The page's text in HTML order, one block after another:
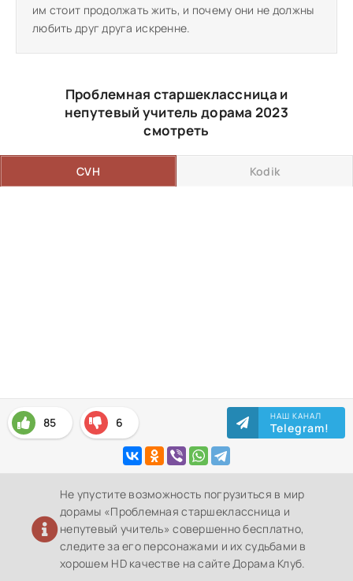
им стоит продолжать жить, и почему они не должны
любить друг друга искренне.
Проблемная старшеклассница и
непутевый учитель дорама 2023
смотреть
CVH Kodik
85 6 НАШ КАНАЛ
Telegram!
Не упустите возможность погрузиться в мир
дорамы «Проблемная старшеклассница и
непутевый учитель» совершенно бесплатно,
следите за его персонажами и их судьбами в
хорошем HD качестве на сайте Дорама Клуб.